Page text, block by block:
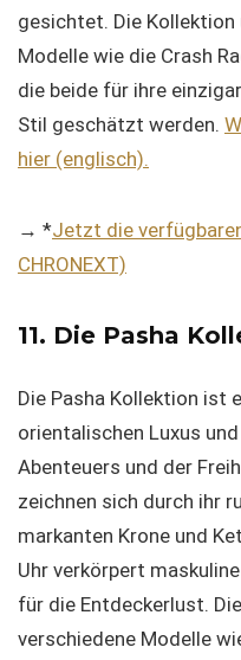
gesichtet. Die
Modelle wie die Crash
die beide für ihre
Stil geschätzt werden.
hier (englisch).
→ *Jetzt die
CHRONEXT)
11. Die Pasha
Die Pasha Kollektion ist
orientalischen Luxus
Abenteuers und der
zeichnen sich durch ihr
markanten Krone und
Uhr verkörpert
für die Entdeckerlust.
verschiedene Modelle